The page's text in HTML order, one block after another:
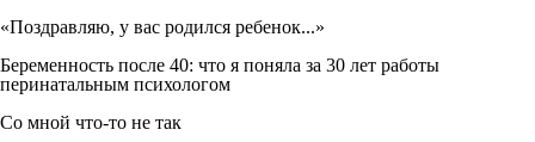
«Поздравляю, у вас родился ребенок...»
Беременность после 40: что я поняла за 30 лет работы
перинатальным психологом
Со мной что-то не так